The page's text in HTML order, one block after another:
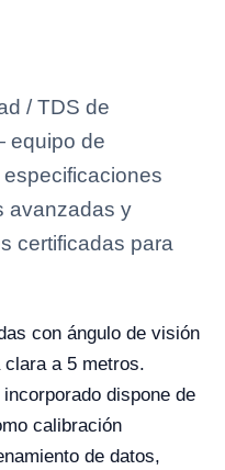
/ TDS de
equipo de
avanzadas y
certificadas para
con ángulo de visión
clara a 5 metros.
dispone de
calibración
de datos,